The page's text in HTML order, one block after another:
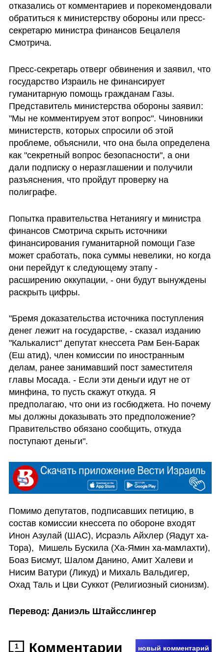
отказались от комментариев и порекомендовали
обратиться к министерству обороны или пресс-
секретарю министра финансов Бецалеля
Смотрича.
Пресс-секретарь отверг обвинения и заявил, что
государство Израиль не финансирует
гуманитарную помощь гражданам Газы.
Представитель министерства обороны заявил:
"Мы не комментируем этот вопрос". Чиновники
министерств, которых спросили об этой
проблеме, объяснили, что она была определена
как "секретный вопрос безопасности", а они
дали подписку о неразглашении и получили
разъяснения, что пройдут проверку на
полиграфе.
Попытка правительства Нетаниягу и министра
финансов Смотрича скрыть источники
финансирования гуманитарной помощи Газе
может сработать, пока суммы невелики, но когда
они перейдут к следующему этапу -
расширению оккупации, - они будут вынуждены
раскрыть цифры.
"Бремя доказательства источника поступления
денег лежит на государстве, - сказал изданию
"Калькалист" депутат кнессета Рам Бен-Барак
(Еш атид), член комиссии по иностранным
делам, ранее занимавший пост заместителя
главы Мосада. - Если эти деньги идут не от
минфина, то пусть скажут откуда. Я
предполагаю, что они из госбюджета. Но почему
мы должны доказывать это предположение?
Правительство обязано сообщить, откуда
поступают деньги".
Помимо депутатов, подписавших петицию, в
состав комиссии кнессета по обороне входят
Инон Азулай (ШАС), Исраэль Айхлер (Яадут ха-
Тора),  Мишель Бускила (Ха-Ямин ха-мамлахти),
Боаз Бисмут, Шалом Данино, Амит Халеви и
Нисим Ватури (Ликуд) и Михаль Вальдигер,
Охад Таль и Цви Суккот (Религиозный сионизм).
Перевод: Даниэль Штайсслингер
1 Комментарии новый комментарий